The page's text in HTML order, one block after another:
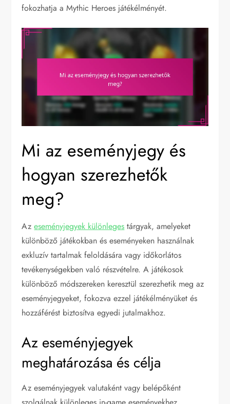
fokozhatja a Mythic Heroes játékélményét.
Mi az eseményjegy és
hogyan szerezhetők
meg?
Azeseményjegyek különleges tárgyak, amelyeket
különböző játékokban és eseményeken használnak
exkluzív tartalmak feloldására vagy időkorlátos
tevékenységekben való részvételre. A játékosok
különböző módszereken keresztül szerezhetik meg az
eseményjegyeket, fokozva ezzel játékélményüket és
hozzáférést biztosítva egyedi jutalmakhoz.
Az eseményjegyek
meghatározása és célja
Az eseményjegyek valutaként vagy belépőként